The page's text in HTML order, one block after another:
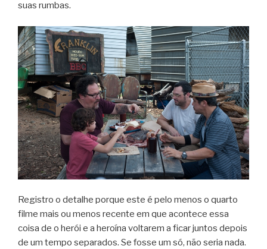
suas rumbas.
Registro o detalhe porque este é pelo menos o quarto
filme mais ou menos recente em que acontece essa
coisa de o herói e a heroína voltarem a ficar juntos depois
de um tempo separados. Se fosse um só, não seria nada.